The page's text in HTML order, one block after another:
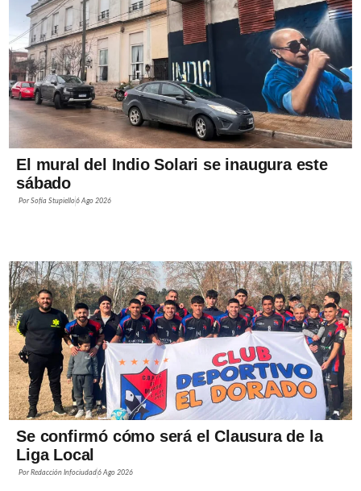
El mural del Indio Solari se inaugura este
sábado
PorSofía Stupiello6 Ago 2026
Se confirmó cómo será el Clausura de la
Liga Local
PorRedacción Infociudad6 Ago 2026